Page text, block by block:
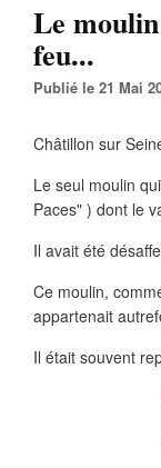
Le
feu...
Publié le 21 Mai
Châtillon sur
Le seul moulin
Paces" ) dont le
Il avait été
Ce moulin,
appartenait
Il était souvent